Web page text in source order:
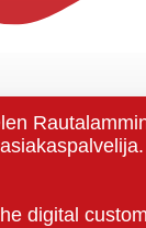
ohjeet,